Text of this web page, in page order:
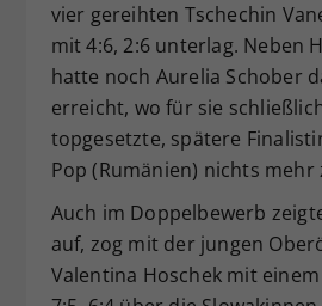
vier gereihten Tschechin
mit 4:6, 2:6 unterlag. Neben
hatte noch Aurelia Schober
erreicht, wo für sie
topgesetzte, spätere
Pop (Rumänien) nichts mehr
Auch im Doppelbewerb
auf, zog mit der jungen
Valentina Hoschek mit